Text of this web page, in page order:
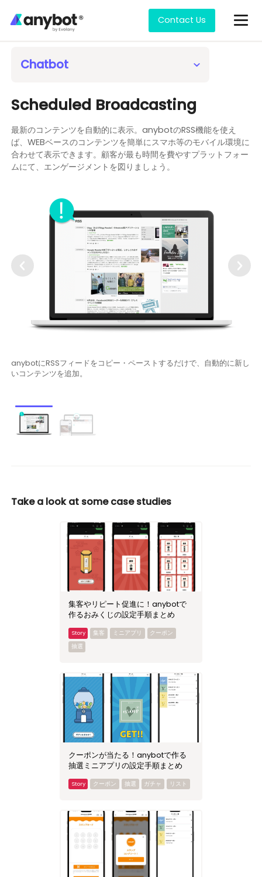
Contact Us
Features
Keyword Analysis
Content Delivery Analysis
Chatbot
Seamless API Integration
Scheduled Broadcasting
Conditional Formatting
Saved Content
Multi-Menu Switching
Collecting Payment
Store Builder
Coupon Management
Notifications for Email/Slack/Database
Questionnaires
Marketing Automation Step Messaging
Broadcast to LINE, Email, SMS
Broadcast by Segment
Automatic Segmentation
CSV Import
Scheduled Broadcasting
最新のコンテンツを自動的に表示。anybotのRSS機能を使え
ば、WEBベースのコンテンツを簡単にスマホ等のモバイル環境に
合わせて表示できます。顧客が最も時間を費やすプラットフォー
ムにて、エンゲージメントを図りましょう。
anybotにRSSフィードをコピー・ペーストするだけで、自動的に新し
いコンテンツを追加。
Take a look at some case studies
集客やリピート促進に！anybotで
作るおみくじの設定手順まとめ
集客 ミニアプリ
クーポン
抽選
クーポンが当たる！anybotで作る
抽選ミニアプリの設定手順まとめ
クーポン 抽選 ガチャ リスト